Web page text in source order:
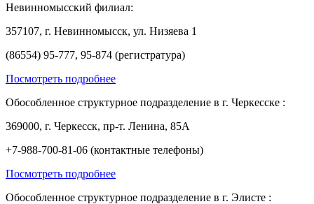
Невинномысский филиал:
357107, г. Невинномысск, ул. Низяева 1
(86554) 95-777, 95-874 (регистратура)
Посмотреть подробнее
Обособленное структурное подразделение в г. Черкесске :
369000, г. Черкесск, пр-т. Ленина, 85А
+7-988-700-81-06 (контактные телефоны)
Посмотреть подробнее
Обособленное структурное подразделение в г. Элисте :